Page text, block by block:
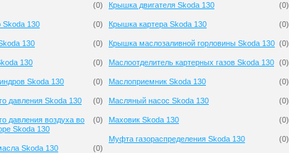
(0)
Skoda 130 (0)
130 (0)
130 (0)
Skoda 130 (0)
давления Skoda 130 (0)
давления воздуха во
Skoda 130
(0)
Skoda 130 (0)
Крышка двигателя Skoda 130 (0)
Крышка картера Skoda 130 (0)
Крышка маслозаливной горловины Skoda 130 (0)
Маслоотделитель картерных газов Skoda 130 (0)
Маслоприемник Skoda 130 (0)
Масляный насос Skoda 130 (0)
Маховик Skoda 130 (0)
Муфта газораспределения Skoda 130 (0)